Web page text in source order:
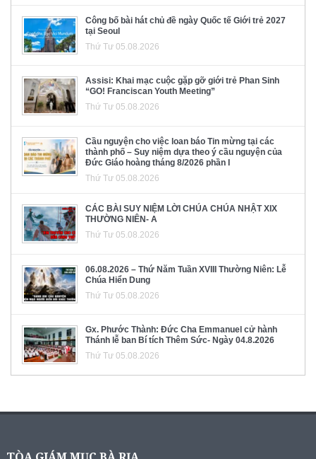
Công bố bài hát chủ đề ngày Quốc tế Giới trẻ 2027
tại Seoul
Thứ Tư 05.08.2026
Assisi: Khai mạc cuộc gặp gỡ giới trẻ Phan Sinh
“GO! Franciscan Youth Meeting”
Thứ Tư 05.08.2026
Cầu nguyện cho việc loan báo Tin mừng tại các
thành phố – Suy niệm dựa theo ý cầu nguyện của
Đức Giáo hoàng tháng 8/2026 phần I
Thứ Tư 05.08.2026
CÁC BÀI SUY NIỆM LỜI CHÚA CHÚA NHẬT XIX
THƯỜNG NIÊN- A
Thứ Tư 05.08.2026
06.08.2026 – Thứ Năm Tuần XVIII Thường Niên: Lễ
Chúa Hiển Dung
Thứ Tư 05.08.2026
Gx. Phước Thành: Đức Cha Emmanuel cử hành
Thánh lễ ban Bí tích Thêm Sức- Ngày 04.8.2026
Thứ Tư 05.08.2026